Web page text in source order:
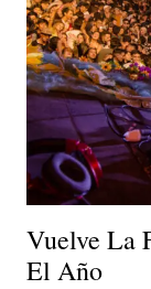
Vuelve La
El Año